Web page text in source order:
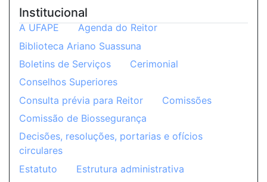
Institucional
A UFAPE
Agenda do Reitor
Biblioteca Ariano Suassuna
Boletins de Serviços
Cerimonial
Conselhos Superiores
Consulta prévia para Reitor
Comissões
Comissão de Biossegurança
Decisões, resoluções, portarias e ofícios
circulares
Estatuto
Estrutura administrativa